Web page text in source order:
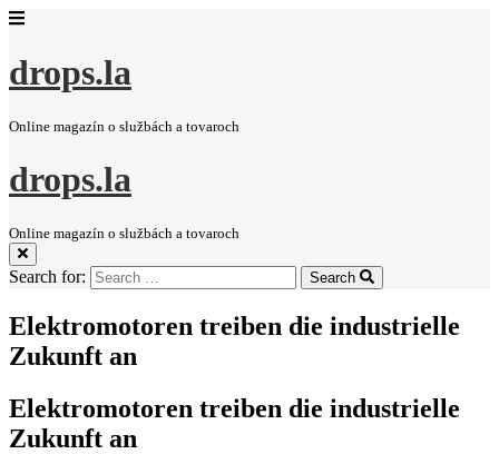
drops.la
Online magazín o službách a tovaroch
drops.la
Online magazín o službách a tovaroch
Search for: Search
Elektromotoren treiben die industrielle
Zukunft an
Elektromotoren treiben die industrielle
Zukunft an